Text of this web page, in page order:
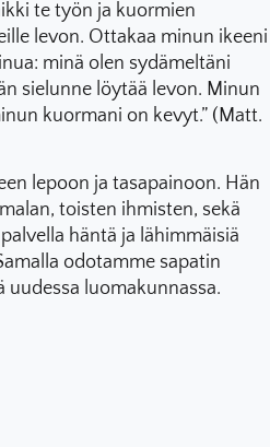
te työn ja kuormien
levon. Ottakaa minun ikeeni
minä olen sydämeltäni
sielunne löytää levon. Minun
kuormani on kevyt.” (Matt.
lepoon ja tasapainoon. Hän
toisten ihmisten, sekä
häntä ja lähimmäisiä
odotamme sapatin
luomakunnassa.